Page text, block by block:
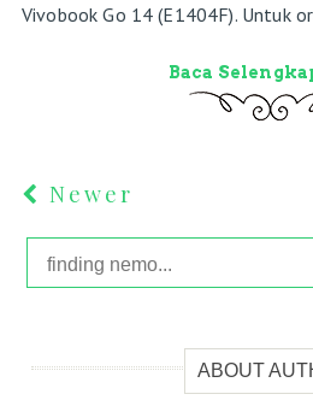
Vivobook Go 14 (E1404F). Untuk
Baca
Newer
ABOUT